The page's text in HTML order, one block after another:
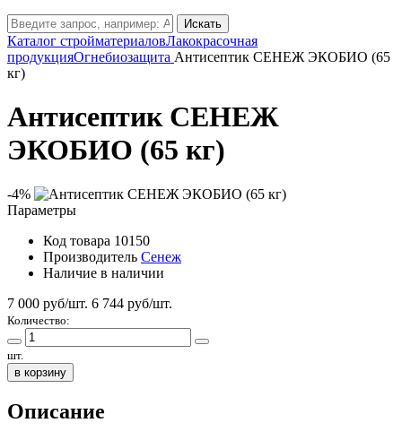
Искать
Каталог стройматериаловЛакокрасочная
продукцияОгнебиозащита Антисептик СЕНЕЖ ЭКОБИО (65
кг)
Антисептик СЕНЕЖ
ЭКОБИО (65 кг)
-4%
Параметры
Код товара 10150
Производитель Сенеж
Наличие в наличии
7 000 руб/шт. 6 744 руб/шт.
Количество:
шт.
в корзину
Описание